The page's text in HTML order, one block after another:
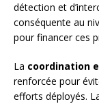
détection et
conséquente au
pour financer ces
La coordination
renforcée pour
efforts déployés.